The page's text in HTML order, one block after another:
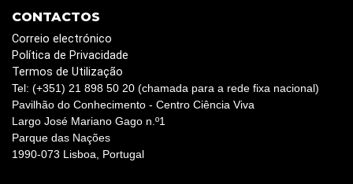
CONTACTOS
Correio electrónico
Política de Privacidade
Termos de Utilização
Tel: (+351) 21 898 50 20 (chamada para a rede fixa nacional)
Pavilhão do Conhecimento - Centro Ciência Viva
Largo José Mariano Gago n.º1
Parque das Nações
1990-073 Lisboa, Portugal